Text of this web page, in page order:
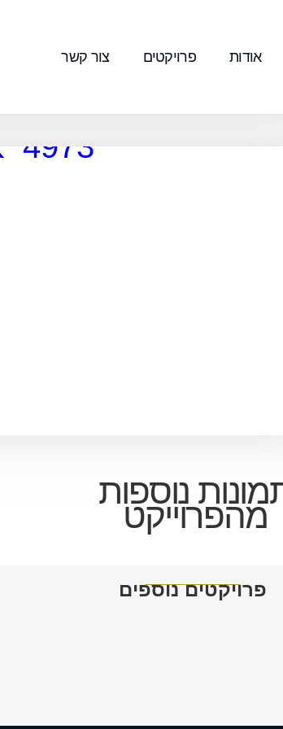
אודות פרויקטים צור קשר
נוספות
מהפרוייקט
פרויקטים נוספים